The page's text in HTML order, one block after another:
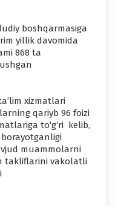
boshqarmasiga
yillik davomida
868 ta
xizmatlari
qariyb 96 foizi
to‘g‘ri kelib,
muammolarni
takliflarini vakolatli